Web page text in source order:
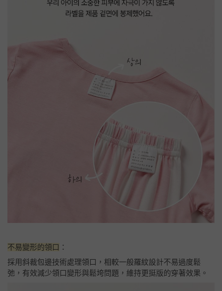
不易變形的領口 ：
採用斜裁包邊技術處理領口，相較一般羅紋設計不易過度鬆
弛，有效減少領口變形與鬆垮問題，維持更挺版的穿著效果。